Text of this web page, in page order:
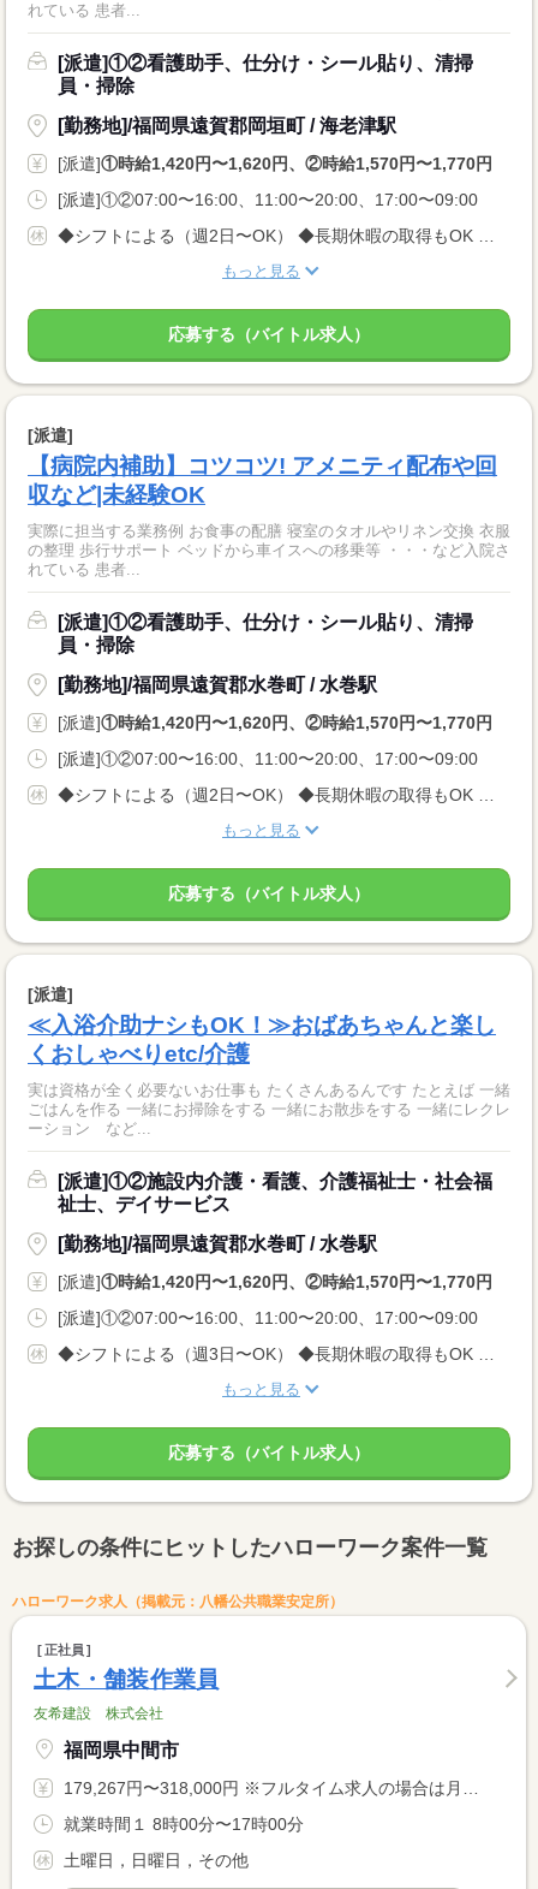
れている 患者...
[派遣]①②看護助手、仕分け・シール貼り、清掃
員・掃除
[勤務地]/福岡県遠賀郡岡垣町 / 海老津駅
[派遣]①時給1,420円〜1,620円、②時給1,570円〜1,770円
[派遣]①②07:00〜16:00、11:00〜20:00、17:00〜09:00
もっと見る
応募する（バイトル求人）
[派遣]
【病院内補助】コツコツ! アメニティ配布や回
収など|未経験OK
実際に担当する業務例 お食事の配膳 寝室のタオルやリネン交換 衣服
の整理 歩行サポート ベッドから車イスへの移乗等 ・・・など入院さ
れている 患者...
[派遣]①②看護助手、仕分け・シール貼り、清掃
員・掃除
[勤務地]/福岡県遠賀郡水巻町 / 水巻駅
[派遣]①時給1,420円〜1,620円、②時給1,570円〜1,770円
[派遣]①②07:00〜16:00、11:00〜20:00、17:00〜09:00
もっと見る
応募する（バイトル求人）
[派遣]
≪入浴介助ナシもOK！≫おばあちゃんと楽し
くおしゃべりetc/介護
実は資格が全く必要ないお仕事も たくさんあるんです たとえば 一緒
ごはんを作る 一緒にお掃除をする 一緒にお散歩をする 一緒にレクレ
ーション など...
[派遣]①②施設内介護・看護、介護福祉士・社会福
祉士、デイサービス
[勤務地]/福岡県遠賀郡水巻町 / 水巻駅
[派遣]①時給1,420円〜1,620円、②時給1,570円〜1,770円
[派遣]①②07:00〜16:00、11:00〜20:00、17:00〜09:00
もっと見る
応募する（バイトル求人）
お探しの条件にヒットしたハローワーク案件一覧
ハローワーク求人（掲載元：八幡公共職業安定所）
正社員
土木・舗装作業員
友希建設 株式会社
福岡県中間市
179,267円〜318,000円 ※フルタイム求人の場合は月額（換算額）、パート求人の場合は時間額を表示しています。
就業時間１ 8時00分〜17時00分
土曜日，日曜日，その他